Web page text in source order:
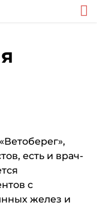
есть и врач-
с
желез и